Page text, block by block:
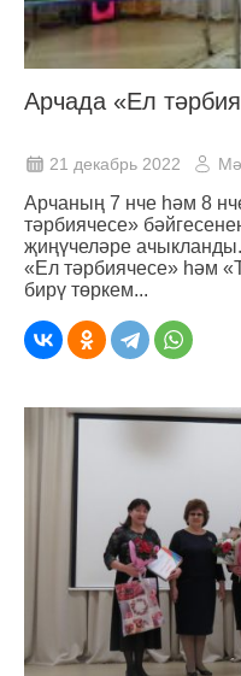
Арчада «Ел
21 декабрь 2022
Арчаның 7 нче һәм 8
тәрбиячесе»
җиңүчеләре
«Ел тәрбиячесе» һәм
бирү төркем...